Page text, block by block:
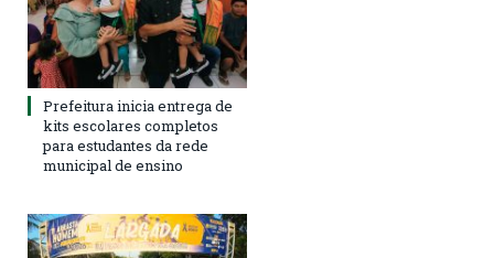
Prefeitura inicia entrega de
kits escolares completos
para estudantes da rede
municipal de ensino